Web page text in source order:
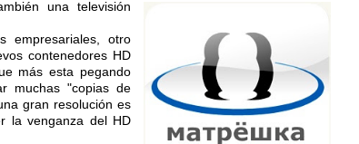
una televisión
empresariales, otro
contenedores HD
más esta pegando
muchas "copias de
gran resolución es
la venganza del HD